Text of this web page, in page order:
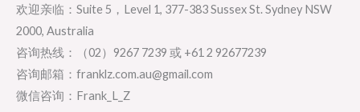
欢迎亲临：Suite 5，Level 1, 377-383 Sussex St. Sydney NSW
2000, Australia
咨询热线：（02）9267 7239 或 +61 2 92677239
咨询邮箱：franklz.com.au@gmail.com
微信咨询：Frank_L_Z